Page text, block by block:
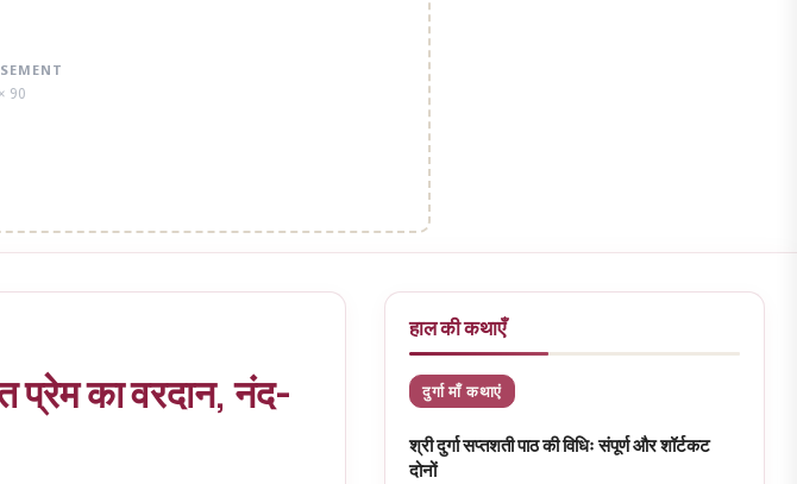
90
प्रेम का वरदान, नंद-
हाल की कथाएँ
दुर्गा माँ कथाएं
श्री दुर्गा सप्तशती पाठ की विधिः संपूर्ण और शॉर्टकट
दोनों